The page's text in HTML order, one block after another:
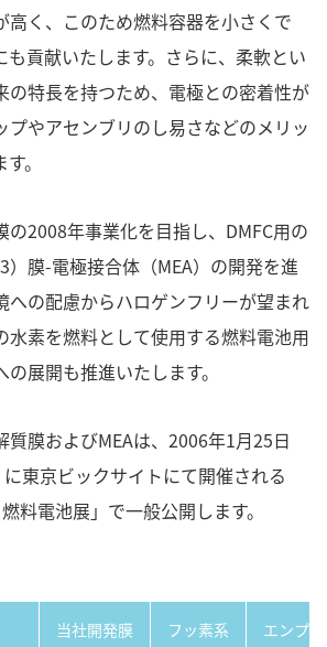
高く、このため燃料容器を小さくで
も貢献いたします。さらに、柔軟とい
の特長を持つため、電極との密着性が
プやアセンブリのし易さなどのメリッ
。
の2008年事業化を目指し、DMFC用の
）膜-電極接合体（MEA）の開発を進
への配慮からハロゲンフリーが望まれ
水素を燃料として使用する燃料電池用
展開も推進いたします。
質膜およびMEAは、2006年1月25日
に東京ビックサイトにて開催される
料電池展」で一般公開します。
当社開発膜 フッ素系 エンプ